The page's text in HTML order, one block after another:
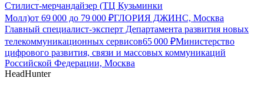
Стилист-мерчандайзер (ТЦ Кузьминки
Молл)от 69 000 до 79 000 ₽ГЛОРИЯ ДЖИНС, Москва
Главный специалист-эксперт Департамента развития новых
телекоммуникационных сервисов65 000 ₽Министерство
цифрового развития, связи и массовых коммуникаций
Российской Федерации, Москва
HeadHunter